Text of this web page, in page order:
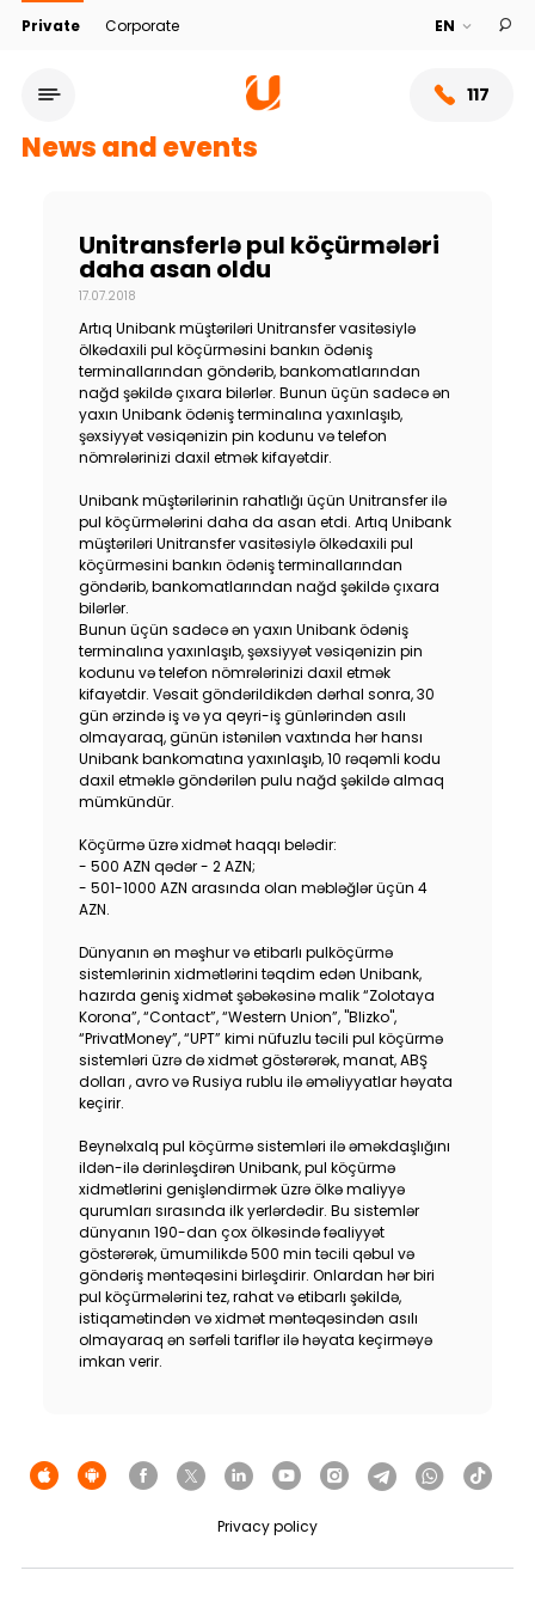
Private Corporate
117
Service network
About bank
Sustainability
Cashback
Tariffs
Human Resources
F.A.Q
News and events
Unitransferlə pul köçürmələri
daha asan oldu
17.07.2018
Artıq Unibank müştəriləri Unitransfer vasitəsiylə
ölkədaxili pul köçürməsini bankın ödəniş
terminallarından göndərib, bankomatlarından
nağd şəkildə çıxara bilərlər. Bunun üçün sadəcə ən
yaxın Unibank ödəniş terminalına yaxınlaşıb,
şəxsiyyət vəsiqənizin pin kodunu və telefon
nömrələrinizi daxil etmək kifayətdir.
Unibank müştərilərinin rahatlığı üçün Unitransfer ilə
pul köçürmələrini daha da asan etdi. Artıq Unibank
müştəriləri Unitransfer vasitəsiylə ölkədaxili pul
köçürməsini bankın ödəniş terminallarından
göndərib, bankomatlarından nağd şəkildə çıxara
bilərlər.
Bunun üçün sadəcə ən yaxın Unibank ödəniş
terminalına yaxınlaşıb, şəxsiyyət vəsiqənizin pin
kodunu və telefon nömrələrinizi daxil etmək
kifayətdir. Vəsait göndərildikdən dərhal sonra, 30
gün ərzində iş və ya qeyri-iş günlərindən asılı
olmayaraq, günün istənilən vaxtında hər hansı
Unibank bankomatına yaxınlaşıb, 10 rəqəmli kodu
daxil etməklə göndərilən pulu nağd şəkildə almaq
mümkündür.
Köçürmə üzrə xidmət haqqı belədir:
- 500 AZN qədər - 2 AZN;
- 501-1000 AZN arasında olan məbləğlər üçün 4
AZN.
Dünyanın ən məşhur və etibarlı pulköçürmə
sistemlərinin xidmətlərini təqdim edən Unibank,
hazırda geniş xidmət şəbəkəsinə malik “Zolotaya
Korona”, “Contact”, “Western Union”, "Blizko",
“PrivatMoney”, “UPT” kimi nüfuzlu təcili pul köçürmə
sistemləri üzrə də xidmət göstərərək, manat, ABŞ
dolları , avro və Rusiya rublu ilə əməliyyatlar həyata
keçirir.
Beynəlxalq pul köçürmə sistemləri ilə əməkdaşlığını
ildən-ilə dərinləşdirən Unibank, pul köçürmə
xidmətlərini genişləndirmək üzrə ölkə maliyyə
qurumları sırasında ilk yerlərdədir. Bu sistemlər
dünyanın 190-dan çox ölkəsində fəaliyyət
göstərərək, ümumilikdə 500 min təcili qəbul və
göndəriş məntəqəsini birləşdirir. Onlardan hər biri
pul köçürmələrini tez, rahat və etibarlı şəkildə,
istiqamətindən və xidmət məntəqəsindən asılı
olmayaraq ən sərfəli tariflər ilə həyata keçirməyə
imkan verir.
Privacy policy